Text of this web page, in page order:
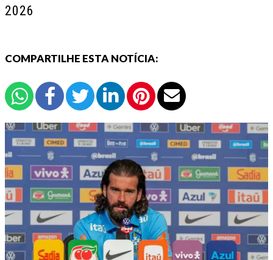
2026
COMPARTILHE ESTA NOTÍCIA: